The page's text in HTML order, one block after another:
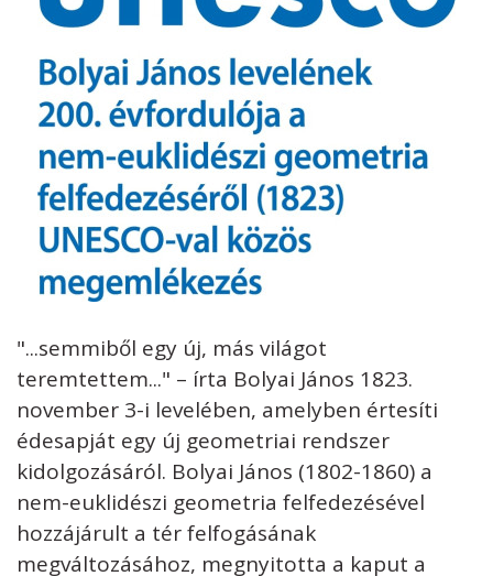
"...semmiből egy új, más világot
teremtettem..." – írta Bolyai János 1823.
november 3-i levelében, amelyben értesíti
édesapját egy új geometriai rendszer
kidolgozásáról. Bolyai János (1802-1860) a
nem-euklidészi geometria felfedezésével
hozzájárult a tér felfogásának
megváltozásához, megnyitotta a kaput a